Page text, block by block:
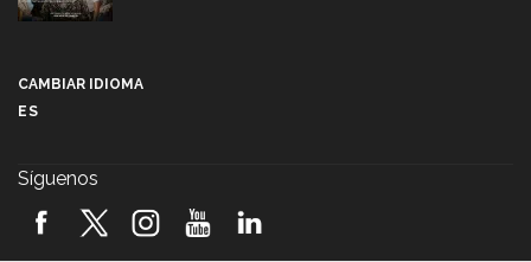
2026! (video)
CAMBIAR IDIOMA
ES
Síguenos